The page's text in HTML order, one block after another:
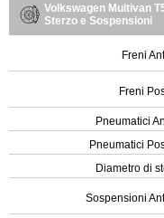
Volkswagen Multivan
Sterzo e Sospensioni
Freni
Freni
Pneumatici
Pneumatici
Diametro di
Sospensioni